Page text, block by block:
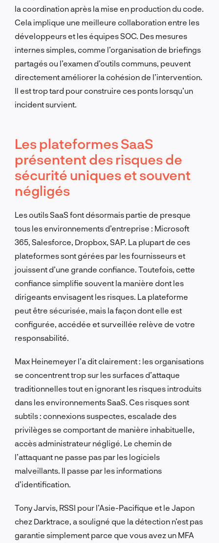
la coordination après la mise en production du code.
Cela implique une meilleure collaboration entre les
développeurs et les équipes SOC. Des mesures
internes simples, comme l’organisation de briefings
partagés ou l’examen d’outils communs, peuvent
directement améliorer la cohésion de l’intervention.
Il est trop tard pour construire ces ponts lorsqu’un
incident survient.
Les plateformes SaaS
présentent des risques de
sécurité uniques et souvent
négligés
Les outils SaaS font désormais partie de presque
tous les environnements d’entreprise : Microsoft
365, Salesforce, Dropbox, SAP. La plupart de ces
plateformes sont gérées par les fournisseurs et
jouissent d’une grande confiance. Toutefois, cette
confiance simplifie souvent la manière dont les
dirigeants envisagent les risques. La plateforme
peut être sécurisée, mais la façon dont elle est
configurée, accédée et surveillée relève de votre
responsabilité.
Max Heinemeyer l’a dit clairement : les organisations
se concentrent trop sur les surfaces d’attaque
traditionnelles tout en ignorant les risques introduits
dans les environnements SaaS. Ces risques sont
subtils : connexions suspectes, escalade des
privilèges se comportant de manière inhabituelle,
accès administrateur négligé. Le chemin de
l’attaquant ne passe pas par les logiciels
malveillants. Il passe par les informations
d’identification.
Tony Jarvis, RSSI pour l’Asie-Pacifique et le Japon
chez Darktrace, a souligné que la détection n’est pas
garantie simplement parce que vous avez un MFA